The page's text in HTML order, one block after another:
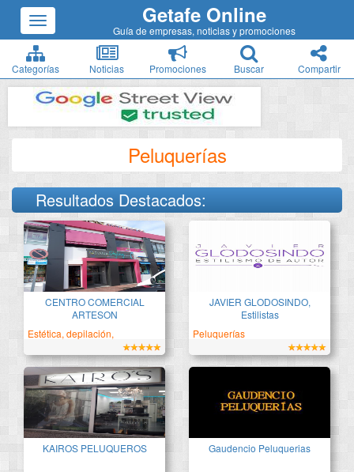
Getafe Online
Guía de empresas, noticias y promociones
Categorías Noticias Promociones Buscar Compartir
Peluquerías
Resultados Destacados:
Tu centro comercial de
confianza
CENTRO COMERCIAL
ARTESON
Estética, depilación,
JAVIER GLODOSINDO,
Estilistas
Peluquerías
Peluquería & Estética
KAIROS PELUQUEROS Gaudencio Peluquerias